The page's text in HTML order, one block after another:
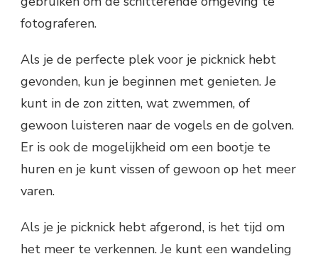
fotograferen.
Als je de perfecte plek voor je picknick hebt
gevonden, kun je beginnen met genieten. Je
kunt in de zon zitten, wat zwemmen, of
gewoon luisteren naar de vogels en de golven.
Er is ook de mogelijkheid om een bootje te
huren en je kunt vissen of gewoon op het meer
varen.
Als je je picknick hebt afgerond, is het tijd om
het meer te verkennen. Je kunt een wandeling